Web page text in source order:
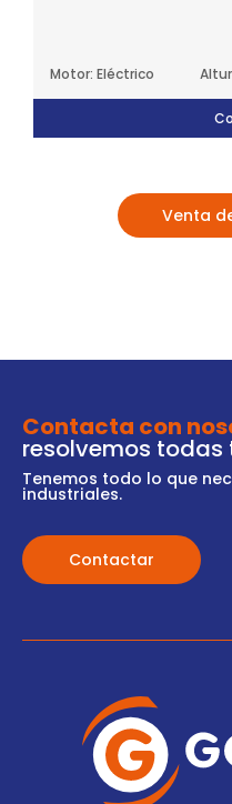
Motor: Eléctrico
Venta
Contacta con
resolvemos todas
Tenemos todo lo que
industriales.
Contactar